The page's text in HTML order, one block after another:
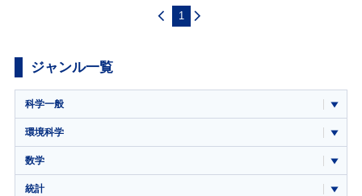
1
ジャンル一覧
科学一般
環境科学
数学
統計